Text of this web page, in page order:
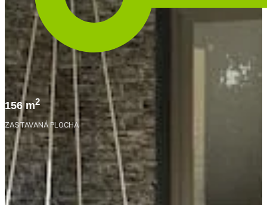
156 m2
ZASTAVANÁ PLOCHA